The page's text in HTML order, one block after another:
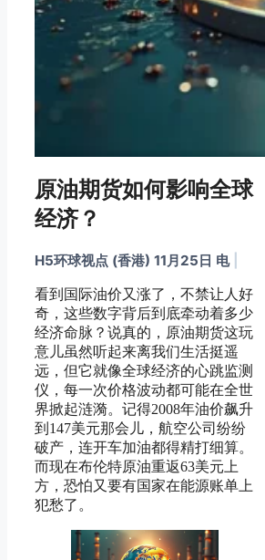
原油期货如何影响全球
经济？
H5环球视点 (香港) 11月25日 电
看到国际油价又涨了，不禁让人好
奇，这些数字背后到底牵动着多少
经济命脉？说真的，原油期货这玩
意儿虽然听起来离我们生活挺遥
远，但它就像全球经济的心跳监测
仪，每一次价格波动都可能在全世
界掀起涟漪。记得2008年油价飙升
到147美元那会儿，航空公司纷纷
破产，连开车加油都得精打细算。
而现在布伦特原油重返63美元上
方，恐怕又要有国家在能源账单上
犯愁了。